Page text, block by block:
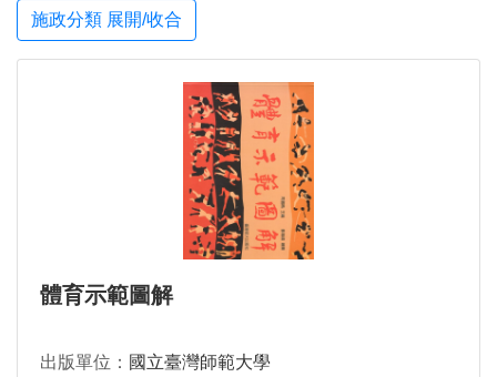
施政分類 展開/收合
體育示範圖解
出版單位： 國立臺灣師範大學